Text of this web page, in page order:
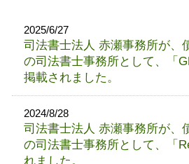
2025/6/27
司法書士法人 赤瀬事務所が、
の司法書士事務所として、「
掲載されました。
2024/8/28
司法書士法人 赤瀬事務所が、
の司法書士事務所として、「
れました。